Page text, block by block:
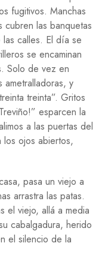
fugitivos. Manchas
cubren las banquetas
calles. El día se
se encaminan
Solo de vez en
y
treinta”. Gritos
esparcen la
a las puertas del
los ojos abiertos,
pasa un viejo a
arrastra las patas.
el viejo, allá a media
cabalgadura, herido
el silencio de la